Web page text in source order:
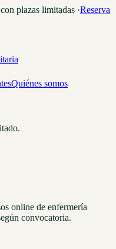
plazas limitadas ·Reserva
Quiénes somos
online de enfermería
convocatoria.